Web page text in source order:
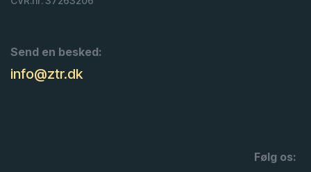
Send en besked:
info@ztr.dk
Følg os: